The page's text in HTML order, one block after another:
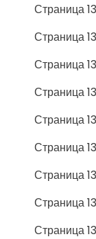
Страница
Страница
Страница
Страница
Страница
Страница
Страница
Страница
Страница